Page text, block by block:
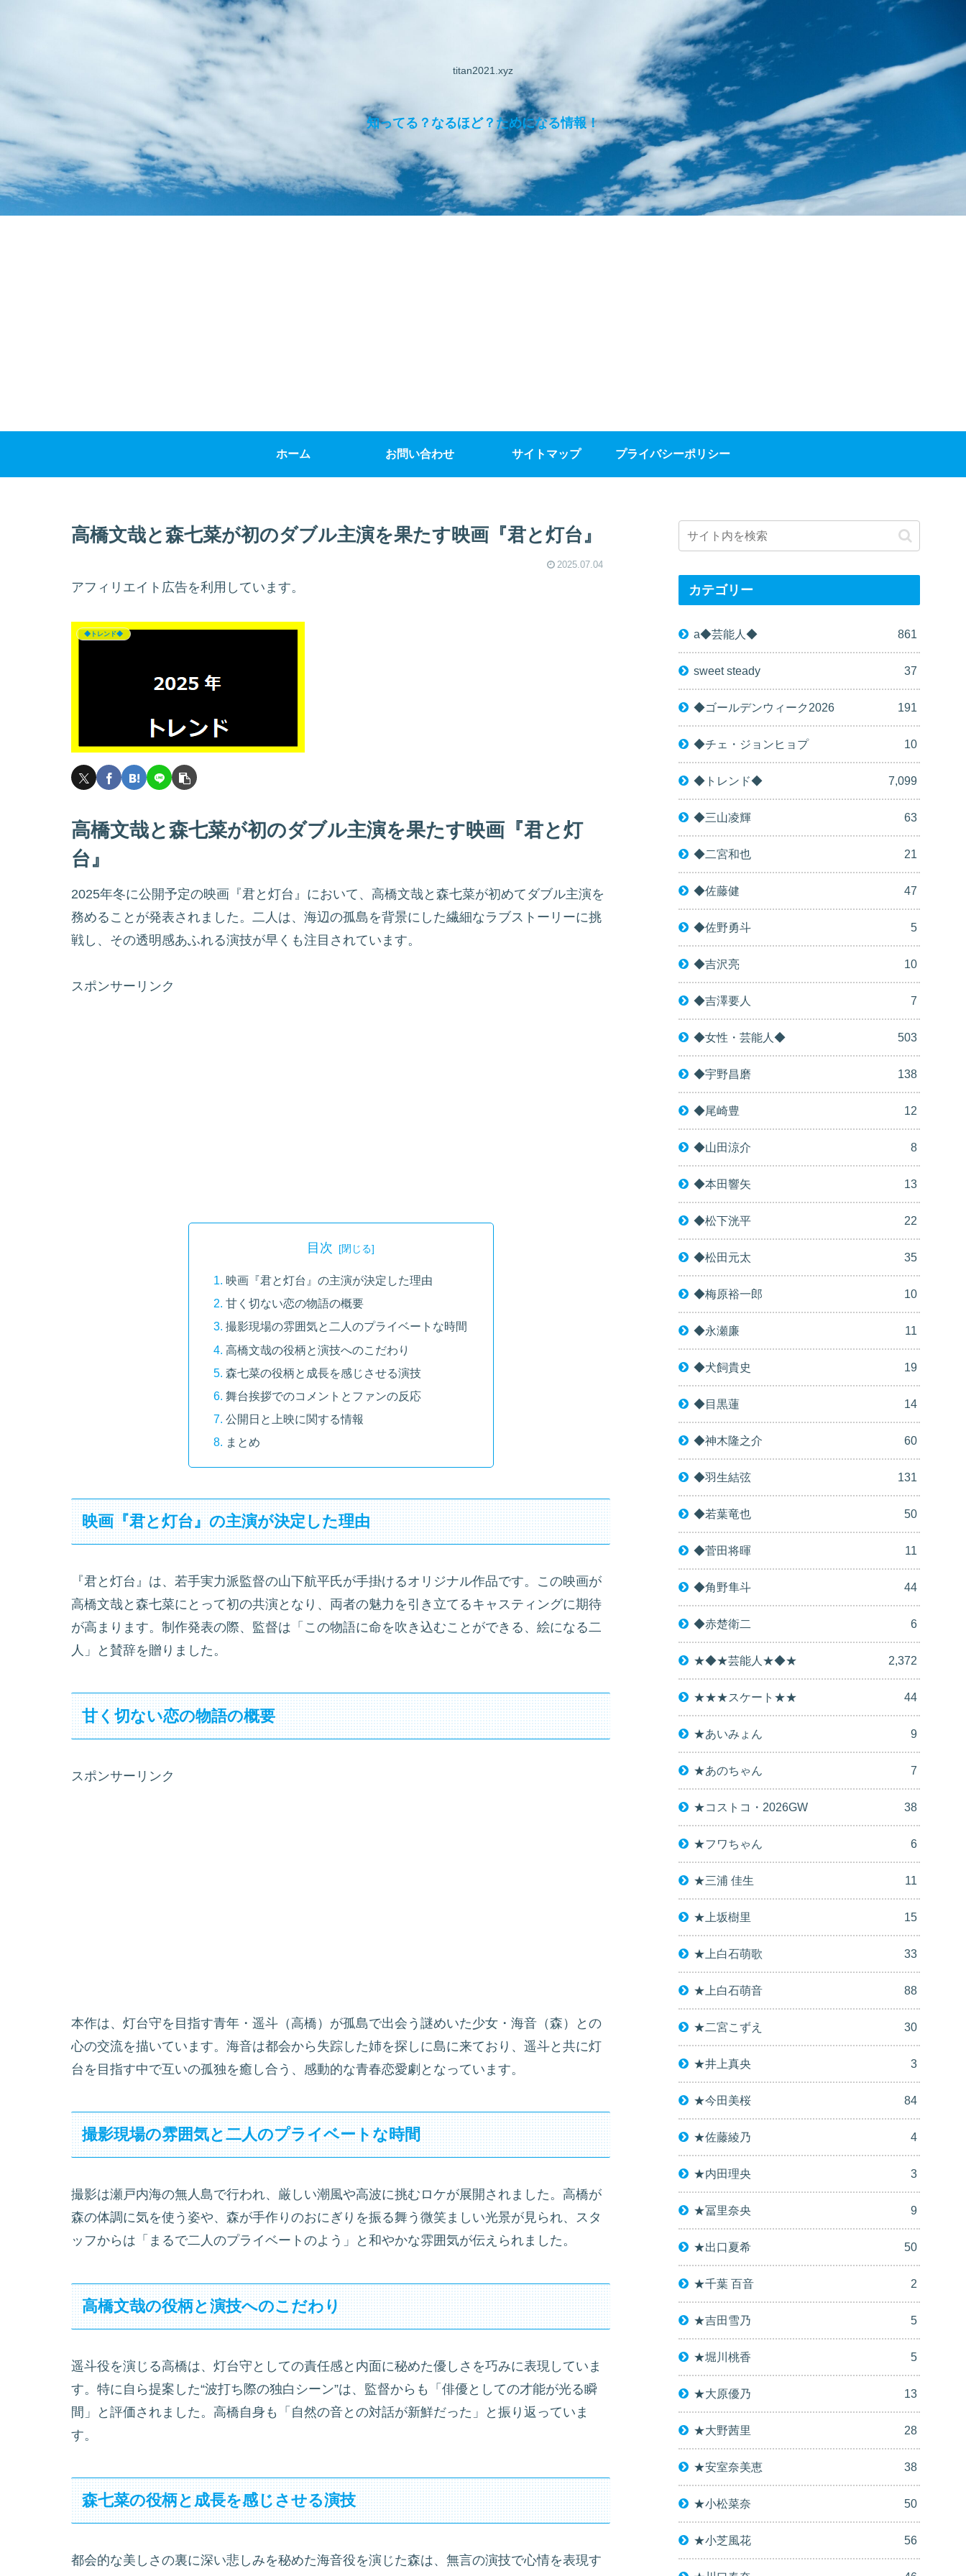
titan2021.xyz
知ってる？なるほど？ためになる情報！
ホーム お問い合わせ サイトマップ プライバシーポリシー
高橋文哉と森七菜が初のダブル主演を果たす映画『君と灯台』
2025.07.04
アフィリエイト広告を利用しています。
◆トレンド◆
高橋文哉と森七菜が初のダブル主演を果たす映画『君と灯
台』
2025年冬に公開予定の映画『君と灯台』において、高橋文哉と森七菜が初めてダブル主演を
務めることが発表されました。二人は、海辺の孤島を背景にした繊細なラブストーリーに挑
戦し、その透明感あふれる演技が早くも注目されています。
スポンサーリンク
目次
映画『君と灯台』の主演が決定した理由
甘く切ない恋の物語の概要
撮影現場の雰囲気と二人のプライベートな時間
高橋文哉の役柄と演技へのこだわり
森七菜の役柄と成長を感じさせる演技
舞台挨拶でのコメントとファンの反応
公開日と上映に関する情報
まとめ
映画『君と灯台』の主演が決定した理由
『君と灯台』は、若手実力派監督の山下航平氏が手掛けるオリジナル作品です。この映画が
高橋文哉と森七菜にとって初の共演となり、両者の魅力を引き立てるキャスティングに期待
が高まります。制作発表の際、監督は「この物語に命を吹き込むことができる、絵になる二
人」と賛辞を贈りました。
甘く切ない恋の物語の概要
スポンサーリンク
本作は、灯台守を目指す青年・遥斗（高橋）が孤島で出会う謎めいた少女・海音（森）との
心の交流を描いています。海音は都会から失踪した姉を探しに島に来ており、遥斗と共に灯
台を目指す中で互いの孤独を癒し合う、感動的な青春恋愛劇となっています。
撮影現場の雰囲気と二人のプライベートな時間
撮影は瀬戸内海の無人島で行われ、厳しい潮風や高波に挑むロケが展開されました。高橋が
森の体調に気を使う姿や、森が手作りのおにぎりを振る舞う微笑ましい光景が見られ、スタ
ッフからは「まるで二人のプライベートのよう」と和やかな雰囲気が伝えられました。
高橋文哉の役柄と演技へのこだわり
遥斗役を演じる高橋は、灯台守としての責任感と内面に秘めた優しさを巧みに表現していま
す。特に自ら提案した“波打ち際の独白シーン”は、監督からも「俳優としての才能が光る瞬
間」と評価されました。高橋自身も「自然の音との対話が新鮮だった」と振り返っていま
す。
森七菜の役柄と成長を感じさせる演技
都会的な美しさの裏に深い悲しみを秘めた海音役を演じた森は、無言の演技で心情を表現す
カテゴリー
a◆芸能人◆ 861
sweet steady 37
◆ゴールデンウィーク2026 191
◆チェ・ジョンヒョプ 10
◆トレンド◆ 7,099
◆三山凌輝 63
◆二宮和也 21
◆佐藤健 47
◆佐野勇斗 5
◆吉沢亮 10
◆吉澤要人 7
◆女性・芸能人◆ 503
◆宇野昌磨 138
◆尾崎豊 12
◆山田涼介 8
◆本田響矢 13
◆松下洸平 22
◆松田元太 35
◆梅原裕一郎 10
◆永瀬廉 11
◆犬飼貴史 19
◆目黒蓮 14
◆神木隆之介 60
◆羽生結弦 131
◆若葉竜也 50
◆菅田将暉 11
◆角野隼斗 44
◆赤楚衛二 6
★◆★芸能人★◆★ 2,372
★★★スケート★★ 44
★あいみょん 9
★あのちゃん 7
★コストコ・2026GW 38
★フワちゃん 6
★三浦 佳生 11
★上坂樹里 15
★上白石萌歌 33
★上白石萌音 88
★二宮こずえ 30
★井上真央 3
★今田美桜 84
★佐藤綾乃 4
★内田理央 3
★冨里奈央 9
★出口夏希 50
★千葉 百音 2
★吉田雪乃 5
★堀川桃香 5
★大原優乃 13
★大野茜里 28
★安室奈美恵 38
★小松菜奈 50
★小芝風花 56